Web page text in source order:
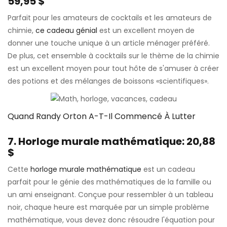
Parfait pour les amateurs de cocktails et les amateurs de
chimie, ce cadeau génial est un excellent moyen de
donner une touche unique à un article ménager préféré.
De plus, cet ensemble à cocktails sur le thème de la chimie
est un excellent moyen pour tout hôte de s'amuser à créer
des potions et des mélanges de boissons «scientifiques».
Quand Randy Orton A-T-Il Commencé À Lutter
7. Horloge murale mathématique: 20,88
$
Cette horloge murale mathématique est un cadeau
parfait pour le génie des mathématiques de la famille ou
un ami enseignant. Conçue pour ressembler à un tableau
noir, chaque heure est marquée par un simple problème
mathématique, vous devez donc résoudre l'équation pour